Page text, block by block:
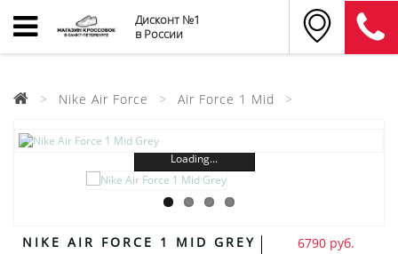
Дисконт №1
в России
Nike Air Force Air Force 1 Mid
Loading...
NIKE AIR FORCE 1 MID GREY 6790 руб.